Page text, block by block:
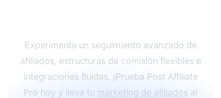
Experimenta un seguimiento avanzado de
afiliados, estructuras de comisión flexibles e
integraciones fluidas. ¡Prueba Post Affiliate
Pro hoy y lleva tu marketing de afiliados al